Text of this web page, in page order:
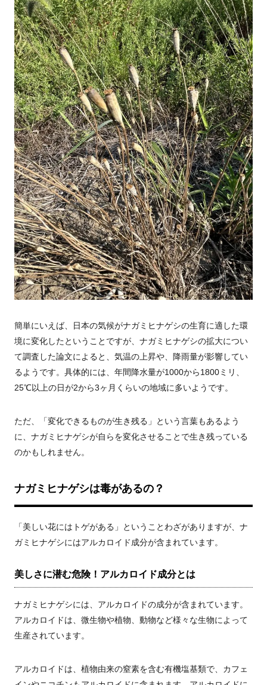
簡単にいえば、日本の気候がナガミヒナゲシの生育に適した環
境に変化したということですが、ナガミヒナゲシの拡大につい
て調査した論文によると、気温の上昇や、降雨量が影響してい
るようです。具体的には、年間降水量が1000から1800ミリ、
25℃以上の日が2から3ヶ月くらいの地域に多いようです。
ただ、「変化できるものが生き残る」という言葉もあるよう
に、ナガミヒナゲシが自らを変化させることで生き残っている
のかもしれません。
ナガミヒナゲシは毒があるの？
「美しい花にはトゲがある」ということわざがありますが、ナ
ガミヒナゲシにはアルカロイド成分が含まれています。
美しさに潜む危険！アルカロイド成分とは
ナガミヒナゲシには、アルカロイドの成分が含まれています。
アルカロイドは、微生物や植物、動物など様々な生物によって
生産されています。
アルカロイドは、 植物由来の窒素を含む有機塩基類で、 カフェ